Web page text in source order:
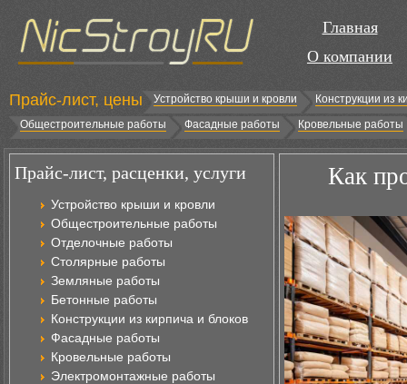
Главная
О компании
Прайс-лист, цены Устройство крыши и кровли
Конструкции из
Общестроительные работы
Фасадные работы Кровельные работы
Прайс-лист, расценки, услуги
Устройство крыши и кровли
Общестроительные работы
Отделочные работы
Столярные работы
Земляные работы
Бетонные работы
Конструкции из кирпича и блоков
Фасадные работы
Кровельные работы
Электромонтажные работы
Как